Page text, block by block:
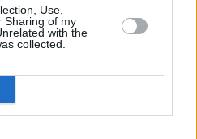
Use,
Sharing of my
with the
collected.
playas
de El
nos
entrar
entrar